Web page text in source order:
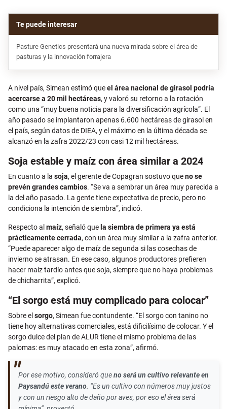
Pasture Genetics presentará una nueva mirada sobre el área de
pasturas y la innovación forrajera
A nivel país, Simean estimó queel área nacional de girasol podría
acercarse a 20 mil hectáreas, y valoró su retorno a la rotación
como una “muy buena noticia para la diversificación agrícola”. El
año pasado se implantaron apenas 6.600 hectáreas de girasol en
el país, según datos de DIEA, y el máximo en la última década se
alcanzó en la zafra 2022/23 con casi 12 mil hectáreas.
Soja estable y maíz con área similar a 2024
En cuanto a la soja, el gerente de Copagran sostuvo queno se
prevén grandes cambios. “Se va a sembrar un área muy parecida a
la del año pasado. La gente tiene expectativa de precio, pero no
condiciona la intención de siembra”, indicó.
Respecto al maíz, señaló que la siembra de primera ya está
prácticamente cerrada, con un área muy similar a la zafra anterior.
“Puede aparecer algo de maíz de segunda si las cosechas de
invierno se atrasan. En ese caso, algunos productores prefieren
hacer maíz tardío antes que soja, siempre que no haya problemas
de chicharrita”, explicó.
“El sorgo está muy complicado para colocar”
Sobre el sorgo, Simean fue contundente. “El sorgo con tanino no
tiene hoy alternativas comerciales, está dificilísimo de colocar. Y el
sorgo dulce del plan de ALUR tiene el mismo problema de las
palomas: es muy atacado en esta zona”, afirmó.
Por ese motivo, consideró queno será un cultivo relevante en
Paysandú este verano. “Es un cultivo con números muy justos
y con un riesgo alto de daño por aves, por eso el área será